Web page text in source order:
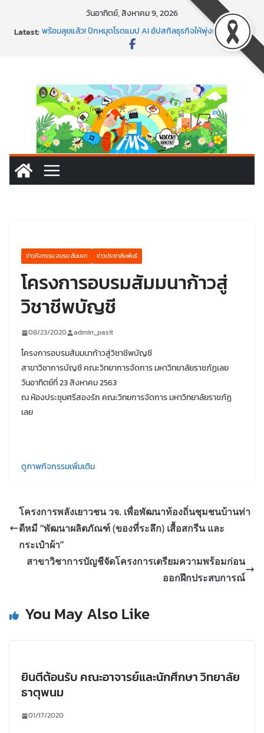
วันอาทิตย์, สิงหาคม 9, 2026
Latest:พร้อมลุยแล้ว! ปักหมุดโรดแมป AI อัปสกิลธุรกิจให้พุ่งทะยาน
พาธุรกิจท้องถิ่นสู่ตลาดโลก ด้วยเทคโนโลยี AI!
นอกจากเทคโนโลยีจะล้ำ หัวใจคนทำธุรกิจก็ต้องสตรอง!
ข่าวกิจกรรม อบรม สัมมนา ข่าวประชาสัมพันธ์
โครงการอบรมสัมมนาก้าวสู่
วิชาชีพบัญชี
08/23/2020 admin_pasit
โครงการอบรมสัมมนาก้าวสู่วิชาชีพบัญชี
สาขาวิชาการบัญชี คณะวิทยาการจัดการ มหาวิทยาลัยราชภัฏเลย
วันอาทิตย์ที่ 23 สิงหาคม 2563
ณ ห้องประชุมศรีสองรัก คณะวิทยการจัดการ มหาวิทยาลัยราชภัฏ
เลย
ดูภาพกิจกรรมเพิ่มเติม
โครงการพลังเยาวชน วจ. เพื่อพัฒนาท้องถิ่นชุมชนบ้านท่า
ดีหมี “พัฒนาผลิตภัณฑ์ (ของที่ระลึก) เสื้อสกรีน และ
กระเป๋าผ้า”
สาขาวิชาการบัญชีจัดโครงการเตรียมความพร้อมก่อน
ออกฝึกประสบการณ์
You May Also Like
ยินตีต้อนรับ คณะอาจารย์และนักศึกษา วิทยาลัย
ธาตุพนม
01/17/2020